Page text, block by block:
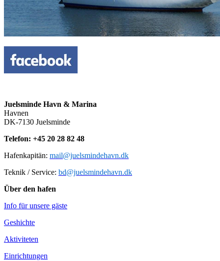
Juelsminde Havn & Marina
Havnen
DK-7130 Juelsminde
Telefon: +45 20 28 82 48
Hafenkapitän: mail@juelsmindehavn.dk
Teknik / Service: bd@juelsmindehavn.dk
Über den hafen
Info für unsere gäste
Geshichte
Aktiviteten
Einrichtungen